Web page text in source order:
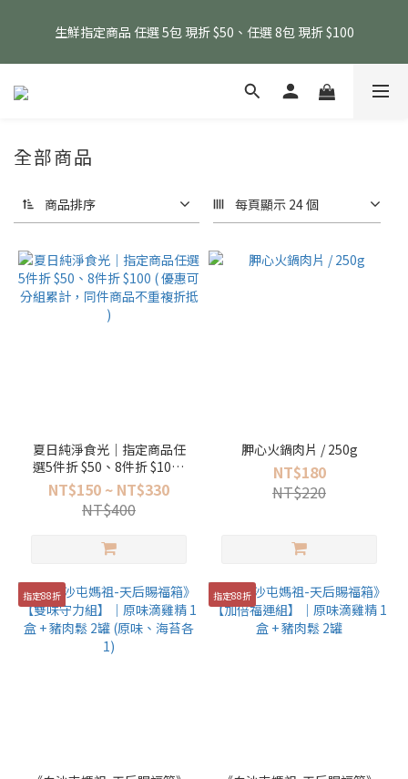
商品除外)
生鮮指定商品 任選 5包 現折 $50、任選 8包 現折 $100
消費滿 $1800 贈送原味滴雞精1包、$6000 贈送黑金豬肉鬆 (指定
全部商品
商品排序 每頁顯示 24 個
夏日純淨食光｜指定商品任
選5件折 $50、8件折 $100 (
優惠可分組累計，同件商品
不重複折抵 )
NT$150 ~ NT$330
NT$400
胛心火鍋肉片 / 250g
NT$180
NT$220
指定88折 指定88折